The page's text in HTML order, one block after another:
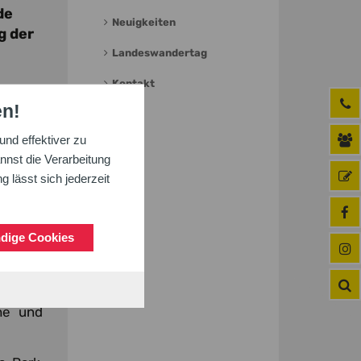
effektiver zu
die Verarbeitung
lässt sich jederzeit
Cookies
der
und
Neuigkeiten
Landeswandertag
Kontakt